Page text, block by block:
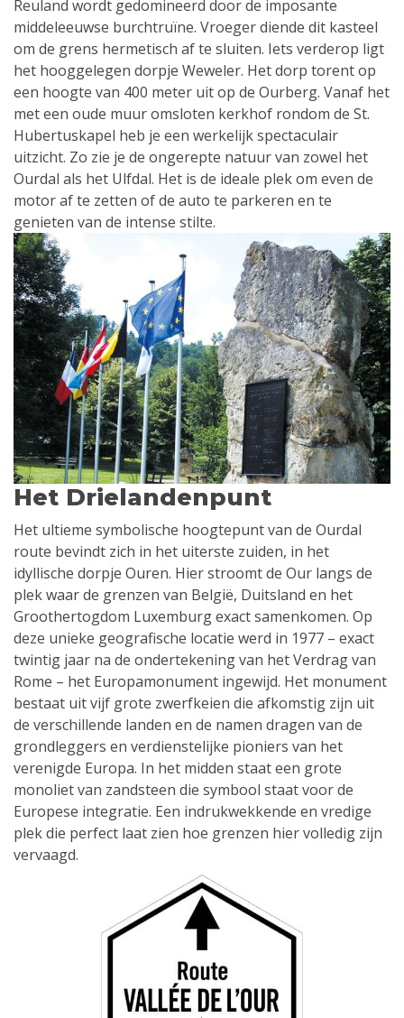
Reuland wordt gedomineerd door de imposante
middeleeuwse burchtruïne. Vroeger diende dit kasteel
om de grens hermetisch af te sluiten. Iets verderop ligt
het hooggelegen dorpje Weweler. Het dorp torent op
een hoogte van 400 meter uit op de Ourberg. Vanaf het
met een oude muur omsloten kerkhof rondom de St.
Hubertuskapel heb je een werkelijk spectaculair
uitzicht. Zo zie je de ongerepte natuur van zowel het
Ourdal als het Ulfdal. Het is de ideale plek om even de
motor af te zetten of de auto te parkeren en te
genieten van de intense stilte.
Het Drielandenpunt
Het ultieme symbolische hoogtepunt van de Ourdal
route bevindt zich in het uiterste zuiden, in het
idyllische dorpje Ouren. Hier stroomt de Our langs de
plek waar de grenzen van België, Duitsland en het
Groothertogdom Luxemburg exact samenkomen. Op
deze unieke geografische locatie werd in 1977 – exact
twintig jaar na de ondertekening van het Verdrag van
Rome – het Europamonument ingewijd. Het monument
bestaat uit vijf grote zwerfkeien die afkomstig zijn uit
de verschillende landen en de namen dragen van de
grondleggers en verdienstelijke pioniers van het
verenigde Europa. In het midden staat een grote
monoliet van zandsteen die symbool staat voor de
Europese integratie. Een indrukwekkende en vredige
plek die perfect laat zien hoe grenzen hier volledig zijn
vervaagd.